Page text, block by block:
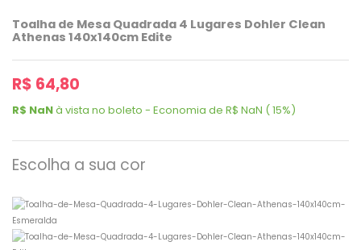
Toalha de Mesa Quadrada 4 Lugares Dohler Clean
Athenas 140x140cm Edite
R$ 64,80
R$ NaNà vista no boleto - Economia de R$ NaN ( 15%)
Escolha a sua cor